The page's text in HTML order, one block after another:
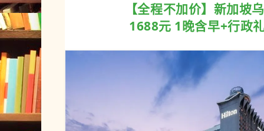
【全程不加价】新加坡
1688元 1晚含早+行政